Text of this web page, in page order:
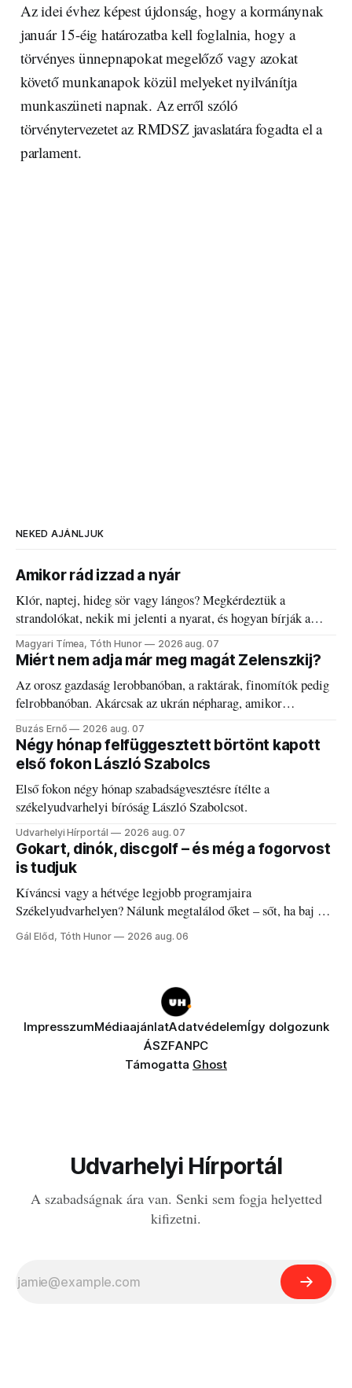
Az idei évhez képest újdonság, hogy a kormánynak
január 15-éig határozatba kell foglalnia, hogy a
törvényes ünnepnapokat megelőző vagy azokat
követő munkanapok közül melyeket nyilvánítja
munkaszüneti napnak. Az erről szóló
törvénytervezetet az RMDSZ javaslatára fogadta el a
parlament.
NEKED AJÁNLJUK
Amikor rád izzad a nyár
Klór, naptej, hideg sör vagy lángos? Megkérdeztük a
strandolókat, nekik mi jelenti a nyarat, és hogyan bírják a
kánikulát.
Magyari Tímea, Tóth Hunor 2026 aug. 07
Miért nem adja már meg magát Zelenszkij?
Az orosz gazdaság lerobbanóban, a raktárak, finomítók pedig
felrobbanóban. Akárcsak az ukrán népharag, amikor
elégedetlen vezetőivel.
Buzás Ernő 2026 aug. 07
Négy hónap felfüggesztett börtönt kapott
első fokon László Szabolcs
Első fokon négy hónap szabadságvesztésre ítélte a
székelyudvarhelyi bíróság László Szabolcsot.
Udvarhelyi Hírportál 2026 aug. 07
Gokart, dinók, discgolf – és még a fogorvost
is tudjuk
Kíváncsi vagy a hétvége legjobb programjaira
Székelyudvarhelyen? Nálunk megtalálod őket – sőt, ha baj van
a fogaddal, a fogorvosi ügyeletet is!
Gál Előd, Tóth Hunor 2026 aug. 06
ImpresszumMédiaajánlatAdatvédelemÍgy dolgozunk
ÁSZFANPC
Támogatta Ghost
Udvarhelyi Hírportál
A szabadságnak ára van. Senki sem fogja helyetted
kifizetni.